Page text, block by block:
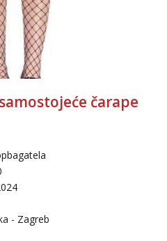
min
me kada se oslobodi
#108
- Kod: #123
min
#142
čarape
- Zagreb